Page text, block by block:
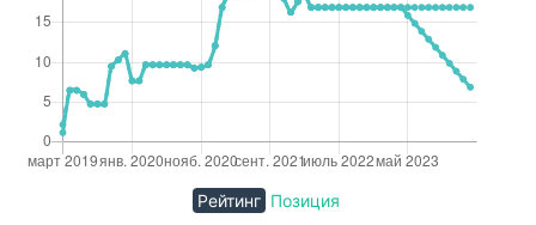
Рейтинг Позиция